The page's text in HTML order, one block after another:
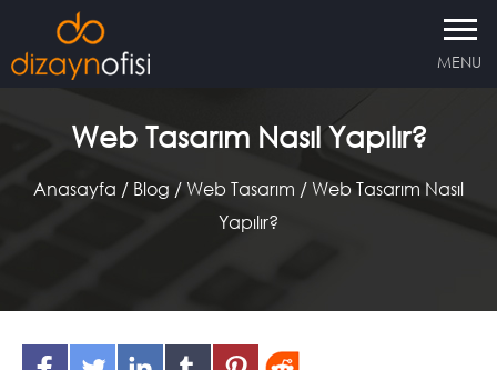
MENU
Web Tasarım Nasıl Yapılır?
Anasayfa / Blog /Web Tasarım /Web Tasarım Nasıl
Yapılır?